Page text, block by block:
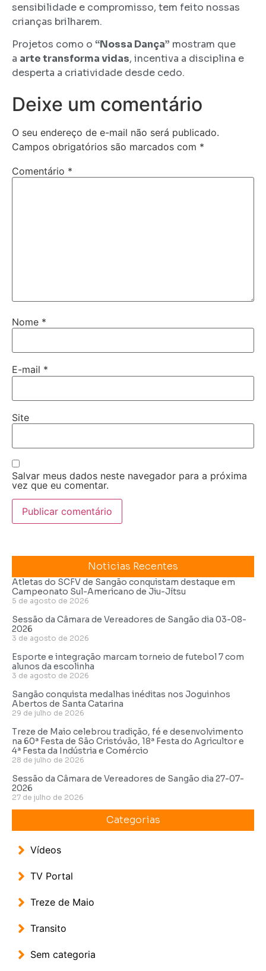
sensibilidade e compromisso, tem feito nossas
crianças brilharem.
Projetos como o “Nossa Dança” mostram que
a arte transforma vidas, incentiva a disciplina e
desperta a criatividade desde cedo.
Deixe um comentário
O seu endereço de e-mail não será publicado.
Campos obrigatórios são marcados com *
Comentário *
Nome *
E-mail *
Site
Salvar meus dados neste navegador para a próxima
vez que eu comentar.
Noticias Recentes
Atletas do SCFV de Sangão conquistam destaque em
Campeonato Sul-Americano de Jiu-Jítsu
5 de agosto de 2026
Sessão da Câmara de Vereadores de Sangão dia 03-08-
2026
3 de agosto de 2026
Esporte e integração marcam torneio de futebol 7 com
alunos da escolinha
3 de agosto de 2026
Sangão conquista medalhas inéditas nos Joguinhos
Abertos de Santa Catarina
29 de julho de 2026
Treze de Maio celebrou tradição, fé e desenvolvimento
na 60ª Festa de São Cristóvão, 18ª Festa do Agricultor e
4ª Festa da Indústria e Comércio
28 de julho de 2026
Sessão da Câmara de Vereadores de Sangão dia 27-07-
2026
27 de julho de 2026
Categorias
Vídeos
TV Portal
Treze de Maio
Transito
Sem categoria